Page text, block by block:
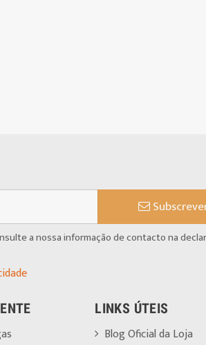
a nossa informação de contacto na
LINKS ÚTEIS
Blog Oficial da Loja